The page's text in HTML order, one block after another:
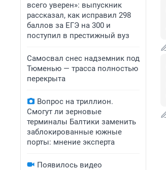
всего уверен»: выпускник
рассказал, как исправил 298
баллов за ЕГЭ на 300 и
поступил в престижный вуз
Самосвал снес надземник под
Тюменью — трасса полностью
перекрыта
Вопрос на триллион.
Смогут ли зерновые
терминалы Балтики заменить
заблокированные южные
порты: мнение эксперта
Появилось видео